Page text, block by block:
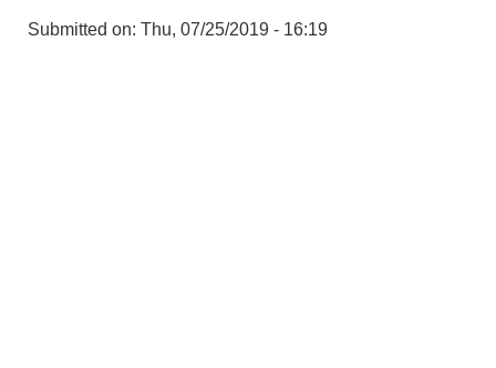
Submitted on: Thu, 07/25/2019 - 16:19